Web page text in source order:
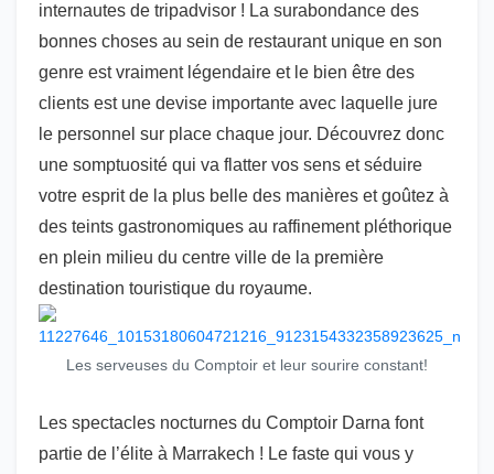
internautes de tripadvisor ! La surabondance des
bonnes choses au sein de restaurant unique en son
genre est vraiment légendaire et le bien être des
clients est une devise importante avec laquelle jure
le personnel sur place chaque jour. Découvrez donc
une somptuosité qui va flatter vos sens et séduire
votre esprit de la plus belle des manières et goûtez à
des teints gastronomiques au raffinement pléthorique
en plein milieu du centre ville de la première
destination touristique du royaume.
Les serveuses du Comptoir et leur sourire constant!
Les spectacles nocturnes du Comptoir Darna font
partie de l’élite à Marrakech ! Le faste qui vous y